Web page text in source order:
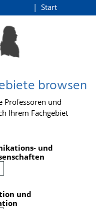
Start
browsen
Professoren und
Ihrem Fachgebiet
und
und